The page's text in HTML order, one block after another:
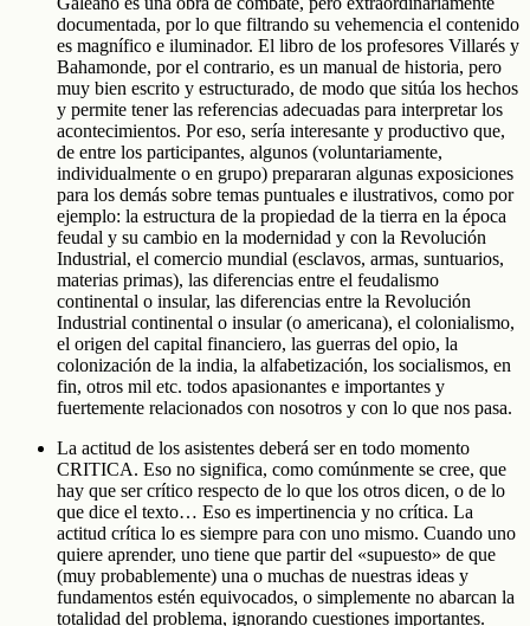
documentada, por lo que filtrando su vehemencia el contenido
es magnífico e iluminador. El libro de los profesores Villarés y
Bahamonde, por el contrario, es un manual de historia, pero
muy bien escrito y estructurado, de modo que sitúa los hechos
y permite tener las referencias adecuadas para interpretar los
acontecimientos. Por eso, sería interesante y productivo que,
de entre los participantes, algunos (voluntariamente,
individualmente o en grupo) prepararan algunas exposiciones
para los demás sobre temas puntuales e ilustrativos, como por
ejemplo: la estructura de la propiedad de la tierra en la época
feudal y su cambio en la modernidad y con la Revolución
Industrial, el comercio mundial (esclavos, armas, suntuarios,
materias primas), las diferencias entre el feudalismo
continental o insular, las diferencias entre la Revolución
Industrial continental o insular (o americana), el colonialismo,
el origen del capital financiero, las guerras del opio, la
colonización de la india, la alfabetización, los socialismos, en
fin, otros mil etc. todos apasionantes e importantes y
fuertemente relacionados con nosotros y con lo que nos pasa.
La actitud de los asistentes deberá ser en todo momento
CRITICA. Eso no significa, como comúnmente se cree, que
hay que ser crítico respecto de lo que los otros dicen, o de lo
que dice el texto… Eso es impertinencia y no crítica. La
actitud crítica lo es siempre para con uno mismo. Cuando uno
quiere aprender, uno tiene que partir del «supuesto» de que
(muy probablemente) una o muchas de nuestras ideas y
fundamentos estén equivocados, o simplemente no abarcan la
totalidad del problema, ignorando cuestiones importantes.